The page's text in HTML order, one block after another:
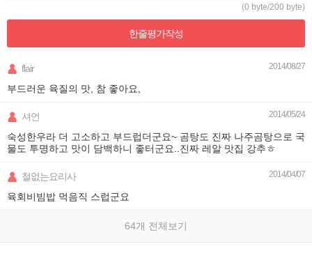
(0 byte/200 byte)
한줄평가작성
flair 2014/08/27
부드러운 육질의 맛, 참 좋아요,
셔언 2014/05/24
숙성한우라 더 고소하고 부드럽더군요~ 곰탕도 진짜 나주곰탕으로 국
물도 투명하고 맛이 담백하니 좋터군요..진짜 레알 맛집 강추ㅎ
철없는요리사 2014/04/07
육회비빔밥 먹음직 스럽군요
64개 전체보기